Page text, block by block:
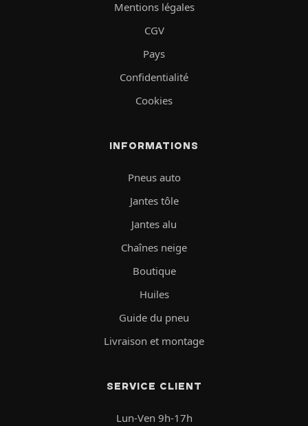
Mentions légales
CGV
Pays
Confidentialité
Cookies
INFORMATIONS
Pneus auto
Jantes tôle
Jantes alu
Chaînes neige
Boutique
Huiles
Guide du pneu
Livraison et montage
SERVICE CLIENT
Lun-Ven 9h-17h